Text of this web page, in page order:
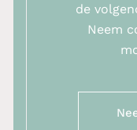
de
Neem